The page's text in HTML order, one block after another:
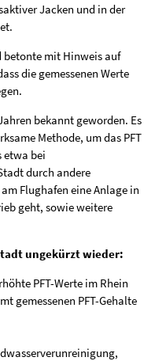
Jacken und in der
betonte mit Hinweis auf
die gemessenen Werte
bekannt geworden. Es
Methode, um das PFT
etwa bei
durch andere
Flughafen eine Anlage in
geht, sowie weitere
ungekürzt wieder:
PFT-Werte im Rhein
gemessenen PFT-Gehalte